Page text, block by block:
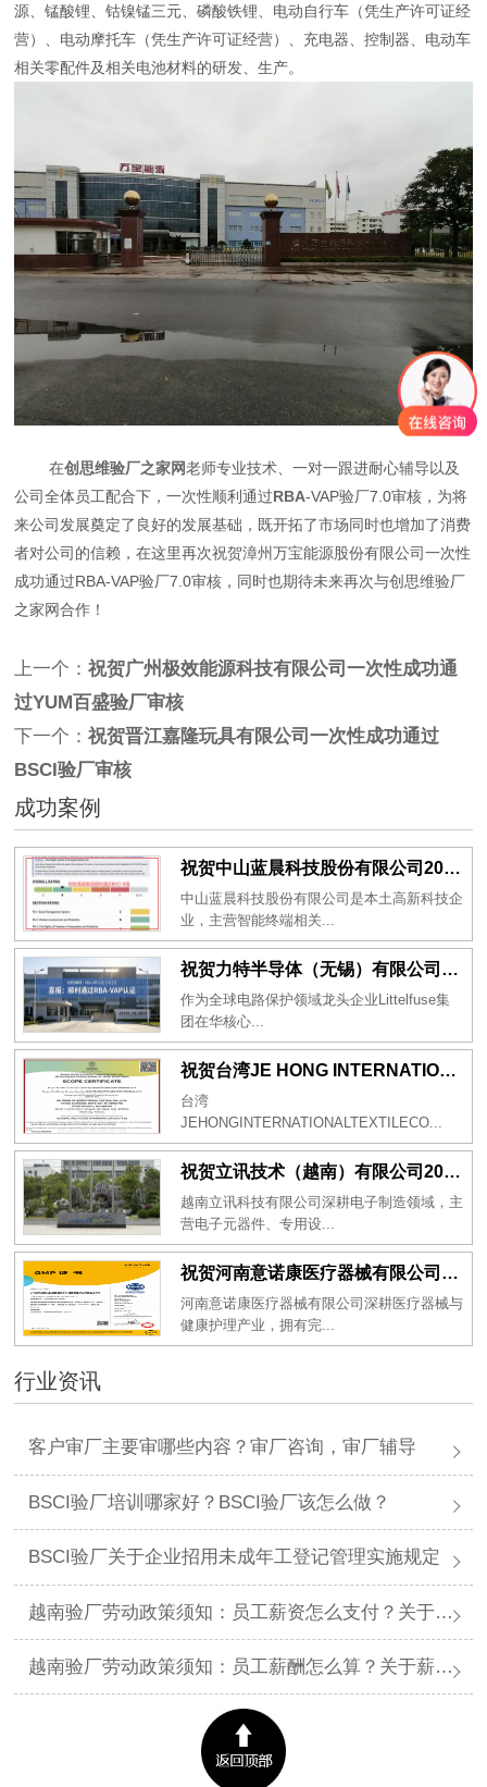
源、锰酸锂、钴镍锰三元、磷酸铁锂、电动自行车（凭生产许可证经
营）、电动摩托车（凭生产许可证经营）、充电器、控制器、电动车
相关零配件及相关电池材料的研发、生产。
在创思维验厂之家网老师专业技术、一对一跟进耐心辅导以及
公司全体员工配合下，一次性顺利通过RBA-VAP验厂7.0审核，为将
来公司发展奠定了良好的发展基础，既开拓了市场同时也增加了消费
者对公司的信赖，在这里再次祝贺漳州万宝能源股份有限公司一次性
成功通过RBA-VAP验厂7.0审核，同时也期待未来再次与创思维验厂
之家网合作！
上一个：祝贺广州极效能源科技有限公司一次性成功通
过YUM百盛验厂审核
下一个：祝贺晋江嘉隆玩具有限公司一次性成功通过
BSCI验厂审核
成功案例
祝贺中山蓝晨科技股份有限公司2026年一次性成功通过BSCI验厂-B级
中山蓝晨科技股份有限公司是本土高新科技企
业，主营智能终端相关...
祝贺力特半导体（无锡）有限公司2026年一次性成功通过RBA-VAP认证审核并取得170.2分
作为全球电路保护领域龙头企业Littelfuse集
团在华核心...
祝贺台湾JE HONG INTERNATIONAL TEXTILE CO., LTD 2026年一次性成功通过GRS认证
台湾
JEHONGINTERNATIONALTEXTILECO...
祝贺立讯技术（越南）有限公司2026年一次性成功通过RBA-VAP审核获得金牌评级！
越南立讯科技有限公司深耕电子制造领域，主
营电子元器件、专用设...
祝贺河南意诺康医疗器械有限公司2026年一次性成功通过GMP认证
河南意诺康医疗器械有限公司深耕医疗器械与
健康护理产业，拥有完...
行业资讯
客户审厂主要审哪些内容？审厂咨询，审厂辅导
BSCI验厂培训哪家好？BSCI验厂该怎么做？
BSCI验厂关于企业招用未成年工登记管理实施规定
越南验厂劳动政策须知：员工薪资怎么支付？关于薪资支付有哪些规定呢？
越南验厂劳动政策须知：员工薪酬怎么算？关于薪酬有哪些规定呢？​